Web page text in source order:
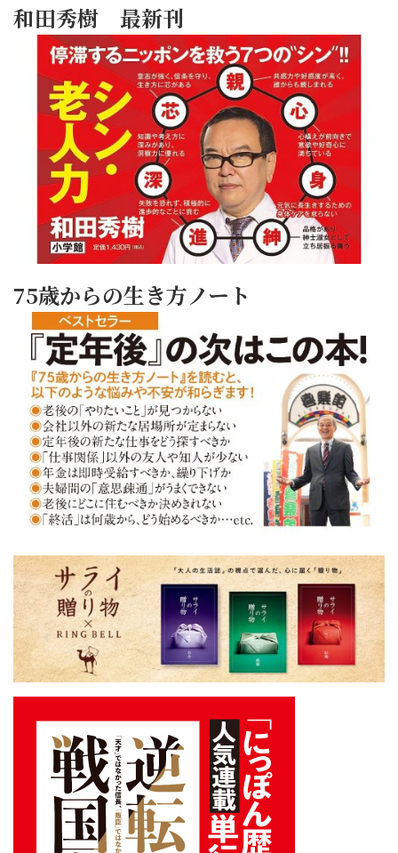
和田秀樹 最新刊
75歳からの生き方ノート